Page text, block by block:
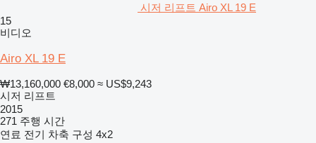
시저 리프트 Airo XL 19 E
15
비디오
Airo XL 19 E
₩13,160,000 €8,000 ≈ US$9,243
시저 리프트
2015
271 주행 시간
연료 전기 차축 구성 4x2